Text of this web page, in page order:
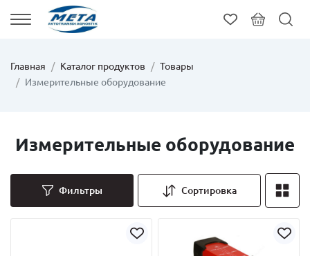
Главная Каталог продуктов
Товары
Измерительные оборудование
Измерительные оборудование
Фильтры Сортировка